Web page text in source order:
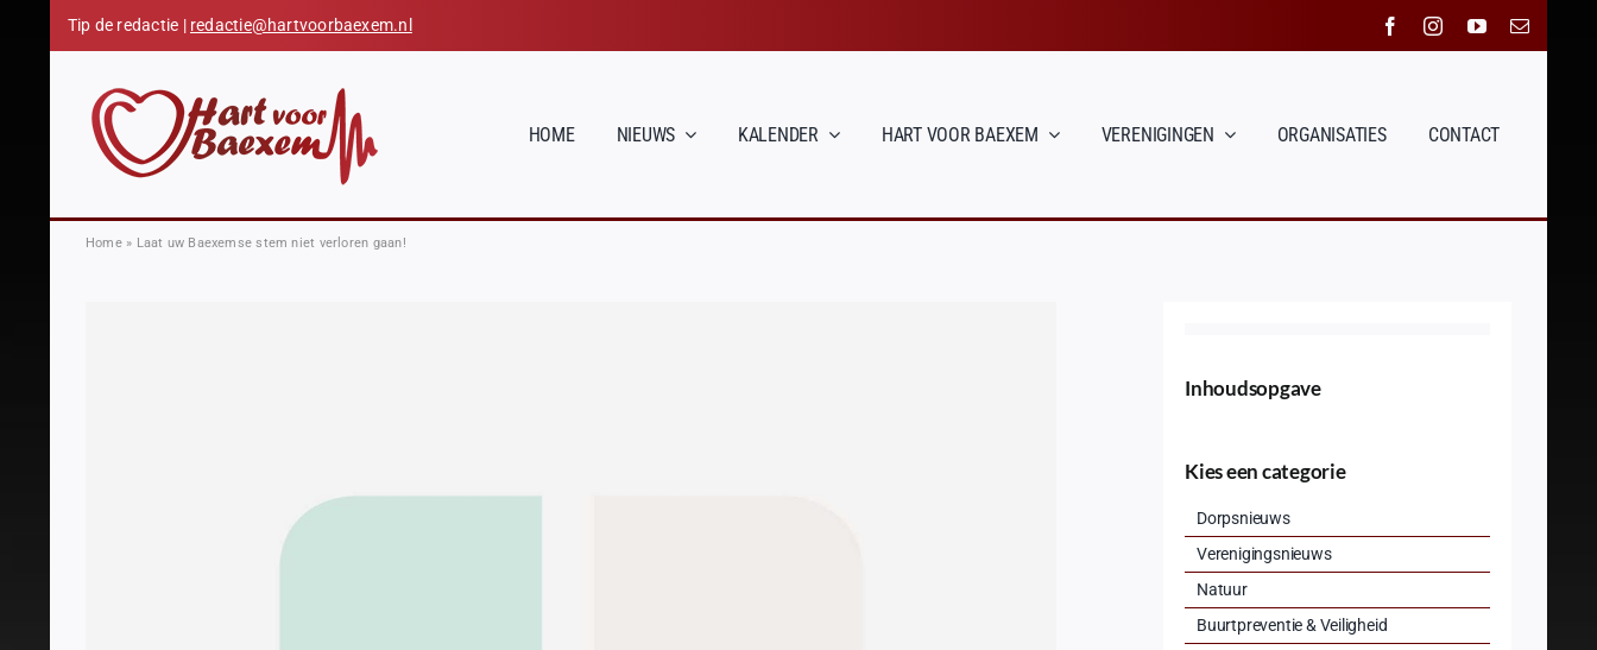
Tip de redactie | redactie@hartvoorbaexem.nl
HOME NIEUWS KALENDER HART VOOR BAEXEM VERENIGINGEN ORGANISATIES CONTACT
Home» Laat uw Baexemse stem niet verloren gaan!
Inhoudsopgave
Kies een categorie
Dorpsnieuws
Verenigingsnieuws
Natuur
Buurtpreventie & Veiligheid